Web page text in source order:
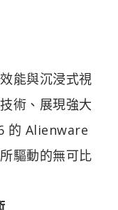
能與沉浸式視
術、展現強大
的 Alienware
驅動的無可比